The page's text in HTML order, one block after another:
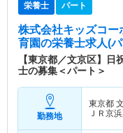
栄養士 パート
株式会社キッズコー
育園の栄養士求人(
【東京都／文京区】
士の募集＜パート＞
勤務地
東京都
ＪＲ京